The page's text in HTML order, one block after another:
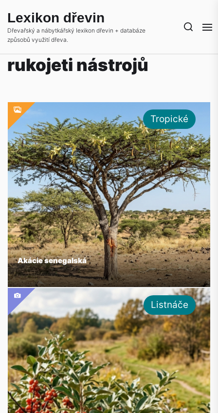
the
content
Lexikon dřevin
Dřevařský a nábytkářský lexikon dřevin + databáze
způsobů využití dřeva.
rukojeti nástrojů
Tropické
Akácie senegalská
Listnáče